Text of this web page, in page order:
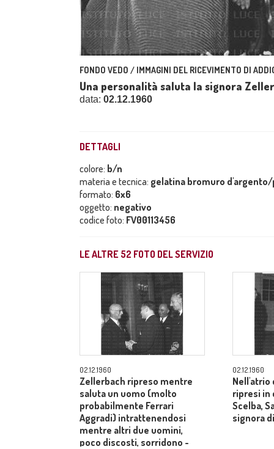
FONDO VEDO / IMMAGINI DEL RICEVIMENTO DI
Una personalità saluta la signora
data: 02.12.1960
DETTAGLI
colore: b/n
materia e tecnica: gelatina bromuro
formato: 6x6
oggetto: negativo
codice foto: FV00113456
LE ALTRE 52 FOTO DEL SERVIZIO
02.12.1960
Zellerbach ripreso mentre
saluta un uomo (molto
probabilmente Ferrari
Aggradi) intrattenendosi
mentre altri due uomini,
poco discosti, sorridono -
02.12.1960
Nell'atrio
ripresi in
Scelba,
signora